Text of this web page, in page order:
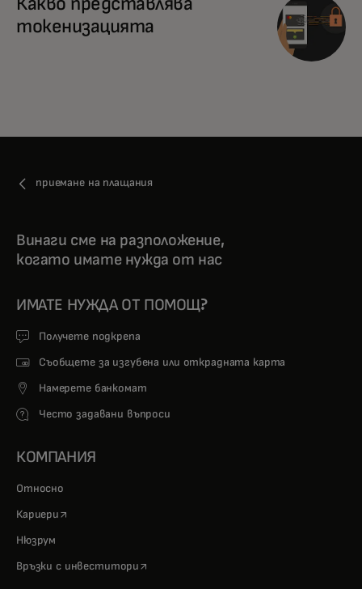
токенизацията
приемане на плащания
Винаги сме на разположение,
когато имате нужда от нас
ИМАТЕ НУЖДА ОТ ПОМОЩ?
Получете подкрепа
Съобщете за изгубена или открадната карта
Намерете банкомат
Често задавани въпроси
КОМПАНИЯ
Относно
Кариери opens in a new tab
Нюзрум
Връзки с инвеститори opens in a new tab